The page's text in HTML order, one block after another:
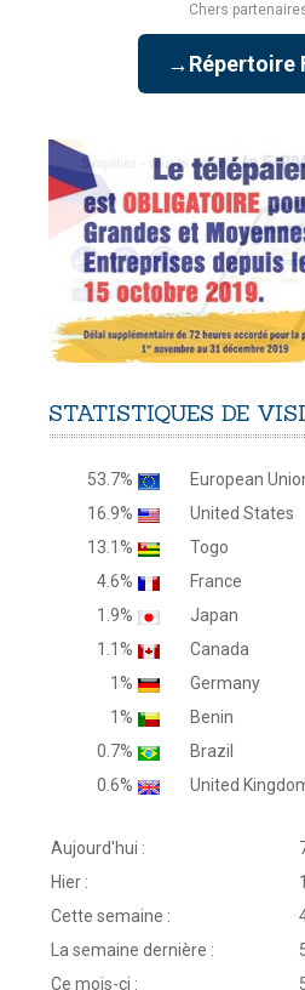
Chers
→Répertoire
STATISTIQUES DE
53.7%
European
16.9%
United States
13.1%
Togo
4.6%
France
1.9%
Japan
1.1%
Canada
1%
Germany
1%
Benin
0.7%
Brazil
0.6%
United
Aujourd'hui :
Hier :
Cette semaine :
La semaine dernière :
Ce mois-ci :